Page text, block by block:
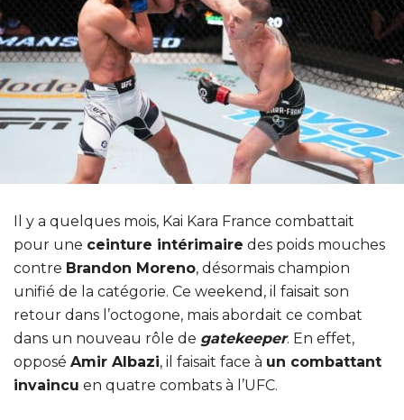
Il y a quelques mois, Kai Kara France combattait
pour une ceinture intérimaire des poids mouches
contre Brandon Moreno, désormais champion
unifié de la catégorie. Ce weekend, il faisait son
retour dans l’octogone, mais abordait ce combat
dans un nouveau rôle de gatekeeper. En effet,
opposé Amir Albazi, il faisait face à un combattant
invaincu en quatre combats à l’UFC.